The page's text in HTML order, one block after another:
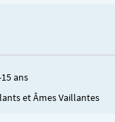
ans
et Âmes Vaillantes